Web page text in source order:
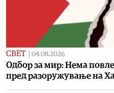
СВЕТ 04.08.2026
Одбор за мир: Нема
пред разоружување на